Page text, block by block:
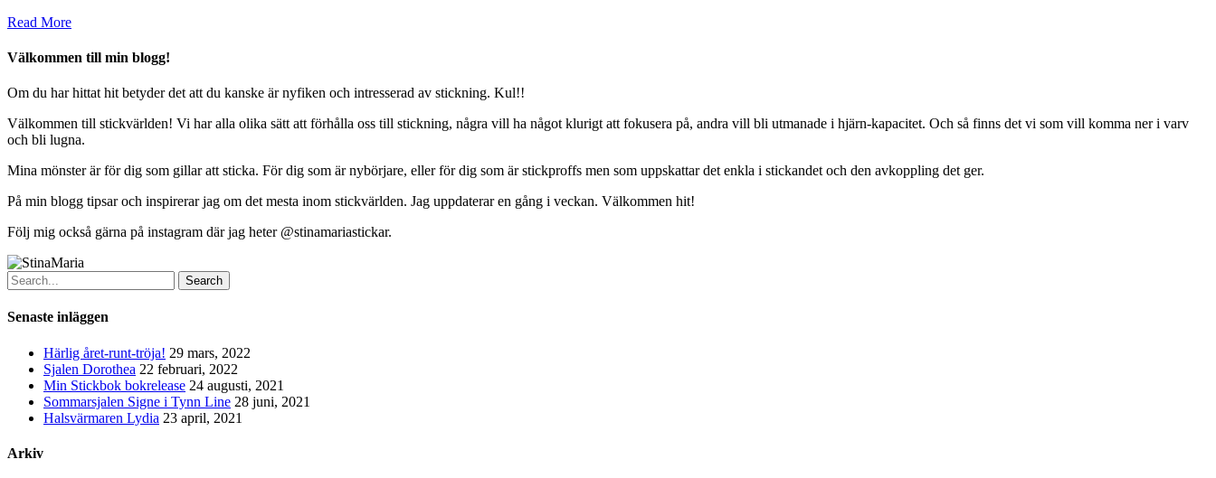
Read More
Välkommen till min blogg!
Om du har hittat hit betyder det att du kanske är nyfiken och intresserad av stickning. Kul!!
Välkommen till stickvärlden! Vi har alla olika sätt att förhålla oss till stickning, några vill ha något klurigt att fokusera på, andra vill bli utmanade i hjärn-kapacitet. Och så finns det vi som vill komma ner i varv
och bli lugna.
Mina mönster är för dig som gillar att sticka. För dig som är nybörjare, eller för dig som är stickproffs men som uppskattar det enkla i stickandet och den avkoppling det ger.
På min blogg tipsar och inspirerar jag om det mesta inom stickvärlden. Jag uppdaterar en gång i veckan. Välkommen hit!
Följ mig också gärna på instagram där jag heter @stinamariastickar.
Search
Senaste inläggen
Härlig året-runt-tröja! 29 mars, 2022
Sjalen Dorothea 22 februari, 2022
Min Stickbok bokrelease 24 augusti, 2021
Sommarsjalen Signe i Tynn Line 28 juni, 2021
Halsvärmaren Lydia 23 april, 2021
Arkiv